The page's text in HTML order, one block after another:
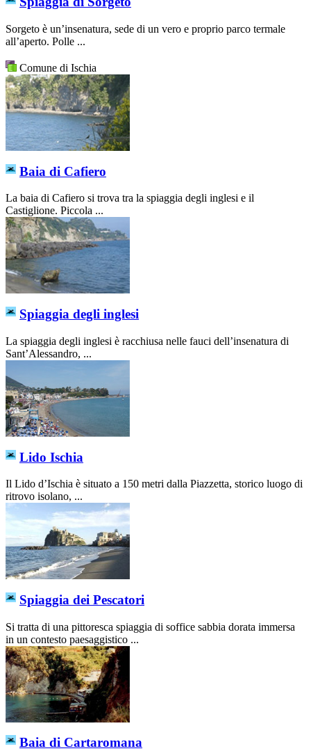
Sorgeto è un’insenatura, sede di un vero e proprio parco termale
all’aperto. Polle ...
Comune di Ischia
Baia di Cafiero
La baia di Cafiero si trova tra la spiaggia degli inglesi e il
Castiglione. Piccola ...
Spiaggia degli inglesi
La spiaggia degli inglesi è racchiusa nelle fauci dell’insenatura di
Sant’Alessandro, ...
Lido Ischia
Il Lido d’Ischia è situato a 150 metri dalla Piazzetta, storico luogo di
ritrovo isolano, ...
Spiaggia dei Pescatori
Si tratta di una pittoresca spiaggia di soffice sabbia dorata immersa
in un contesto paesaggistico ...
Baia di Cartaromana